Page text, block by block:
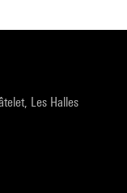
Les Halles